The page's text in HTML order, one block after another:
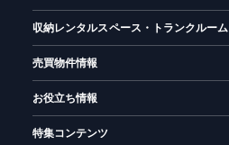
収納レンタルスペース・トランクルーム
売買物件情報
お役立ち情報
特集コンテンツ